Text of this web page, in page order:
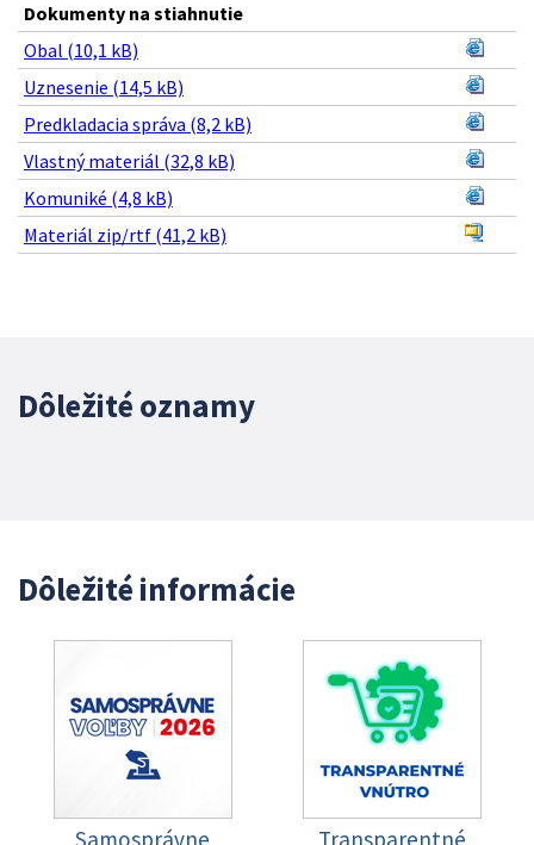
Dokumenty na stiahnutie
Obal (10,1 kB)
Uznesenie (14,5 kB)
Predkladacia správa (8,2 kB)
Vlastný materiál (32,8 kB)
Komuniké (4,8 kB)
Materiál zip/rtf (41,2 kB)
Dôležité oznamy
Dôležité informácie